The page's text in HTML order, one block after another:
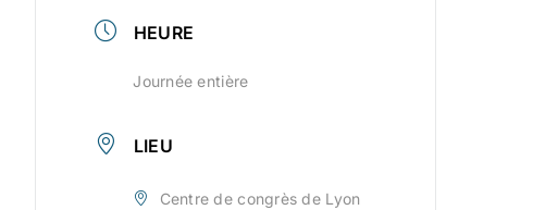
HEURE
Journée entière
LIEU
Centre de congrès de Lyon